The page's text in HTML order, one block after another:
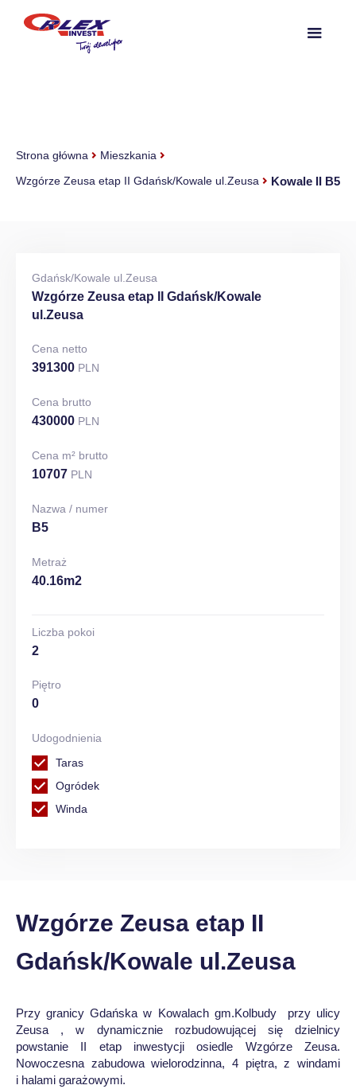
Strona główna
Mieszkania
Wzgórze Zeusa etap II Gdańsk/Kowale ul.Zeusa
Kowale II B5
Gdańsk/Kowale ul.Zeusa
Wzgórze Zeusa etap II Gdańsk/Kowale
ul.Zeusa
Cena netto
391300 PLN
Cena brutto
430000 PLN
Cena m² brutto
10707 PLN
Nazwa / numer
B5
Metraż
40.16m2
Liczba pokoi
2
Piętro
0
Udogodnienia
Taras
Ogródek
Winda
Wzgórze Zeusa etap II
Gdańsk/Kowale ul.Zeusa
Przy granicy Gdańska w Kowalach gm.Kolbudy przy ulicy
Zeusa , w dynamicznie rozbudowującej się dzielnicy
powstanie II etap inwestycji osiedle Wzgórze Zeusa.
Nowoczesna zabudowa wielorodzinna, 4 piętra, z windami
i halami garażowymi.